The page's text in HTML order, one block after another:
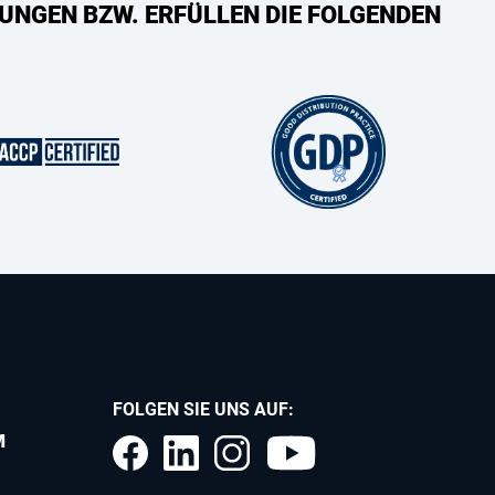
BZW. ERFÜLLEN DIE FOLGENDEN
FOLGEN SIE UNS AUF: